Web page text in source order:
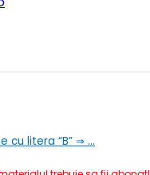
cu litera “B” ⇒ …